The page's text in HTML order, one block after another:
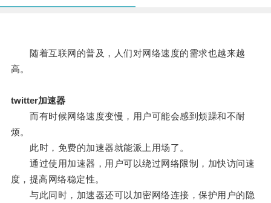
随着互联网的普及，人们对网络速度的需求也越来越
高。
twitter加速器
而有时候网络速度变慢，用户可能会感到烦躁和不耐
烦。
此时，免费的加速器就能派上用场了。
通过使用加速器，用户可以绕过网络限制，加快访问速
度，提高网络稳定性。
与此同时，加速器还可以加密网络连接，保护用户的隐